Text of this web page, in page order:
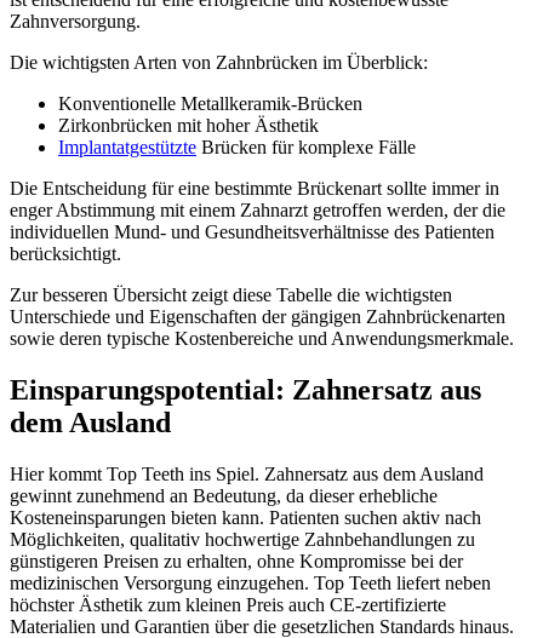
Zahnversorgung.
Die wichtigsten Arten von Zahnbrücken im Überblick:
Konventionelle Metallkeramik-Brücken
Zirkonbrücken mit hoher Ästhetik
Implantatgestützte Brücken für komplexe Fälle
Die Entscheidung für eine bestimmte Brückenart sollte immer in
enger Abstimmung mit einem Zahnarzt getroffen werden, der die
individuellen Mund- und Gesundheitsverhältnisse des Patienten
berücksichtigt.
Zur besseren Übersicht zeigt diese Tabelle die wichtigsten
Unterschiede und Eigenschaften der gängigen Zahnbrückenarten
sowie deren typische Kostenbereiche und Anwendungsmerkmale.
Einsparungspotential: Zahnersatz aus
dem Ausland
Hier kommt Top Teeth ins Spiel. Zahnersatz aus dem Ausland
gewinnt zunehmend an Bedeutung, da dieser erhebliche
Kosteneinsparungen bieten kann. Patienten suchen aktiv nach
Möglichkeiten, qualitativ hochwertige Zahnbehandlungen zu
günstigeren Preisen zu erhalten, ohne Kompromisse bei der
medizinischen Versorgung einzugehen. Top Teeth liefert neben
höchster Ästhetik zum kleinen Preis auch CE-zertifizierte
Materialien und Garantien über die gesetzlichen Standards hinaus.